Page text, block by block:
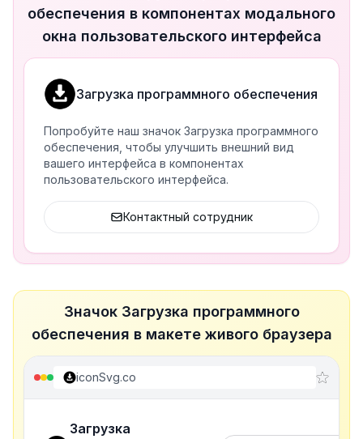
обеспечения в компонентах модального
окна пользовательского интерфейса
Загрузка программного обеспечения
Попробуйте наш значок Загрузка программного
обеспечения, чтобы улучшить внешний вид
вашего интерфейса в компонентах
пользовательского интерфейса.
Контактный сотрудник
Значок Загрузка программного
обеспечения в макете живого браузера
iconSvg.co
Загрузка